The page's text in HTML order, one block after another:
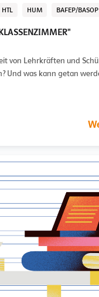
HTL HUM BAFEP/BASOP
von Lehrkräften und
Und was kann getan